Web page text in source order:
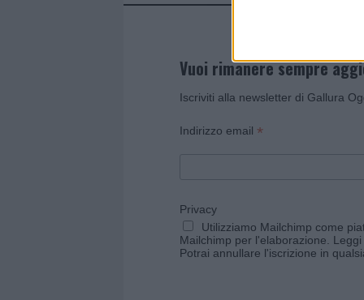
Vuoi rimanere sempre
Iscriviti alla newsletter di Gallura
Indirizzo email *
Privacy
Utilizziamo Mailchimp come
Mailchimp per l'elaborazione.
Potrai annullare l'iscrizione in